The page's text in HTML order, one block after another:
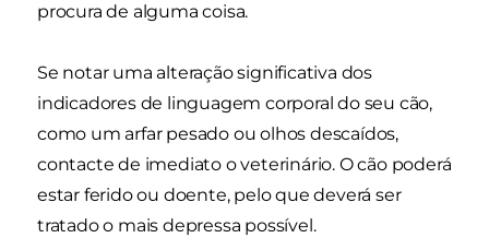
procura de alguma coisa.
Se notar uma alteração significativa dos
indicadores de linguagem corporal do seu cão,
como um arfar pesado ou olhos descaídos,
contacte de imediato o veterinário. O cão poderá
estar ferido ou doente, pelo que deverá ser
tratado o mais depressa possível.